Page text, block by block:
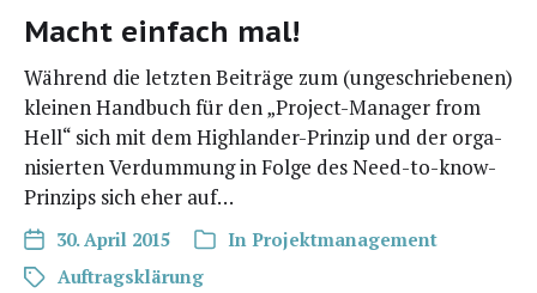
Macht einfach mal!
Wäh­rend die letz­ten Bei­trä­ge zum (unge­schrie­be­nen)
klei­nen Hand­buch für den „Pro­­ject-Mana­­ger from
Hell“ sich mit dem Hig­h­lan­­der-Prin­­zip und der orga­
ni­sier­ten Ver­dum­mung in Fol­ge des Need-to-know-
Prin­­zips sich eher auf…
30. April 2015 In Projektmanagement
Auftragsklärung